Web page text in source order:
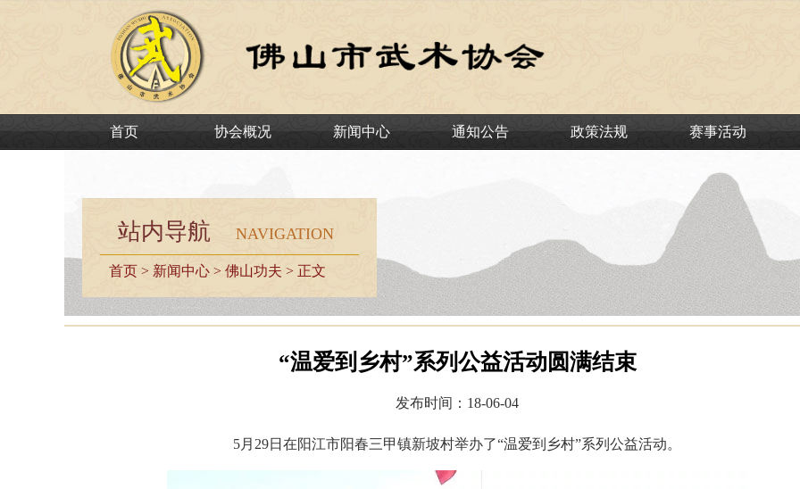
首页 协会概况 新闻中心 通知公告 政策法规 赛事活动
站内导航 NAVIGATION
首页 > 新闻中心 > 佛山功夫 > 正文
“温爱到乡村”系列公益活动圆满结束
发布时间：18-06-04
5月29日在阳江市阳春三甲镇新坡村举办了“温爱到乡村”系列公益活动。